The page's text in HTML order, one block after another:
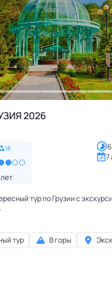
2026
18
лет
7
тур по Грузии с
тур В горы